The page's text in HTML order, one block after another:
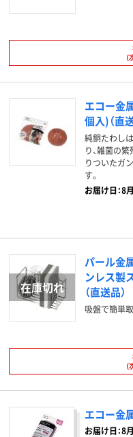
エコー金
個入)（直
純銅たわし
り、雑菌の
りついたガ
す。
お届け日：8
パール金
ンレス製
（直送品）
吸盤で簡単
エコー金
お届け日：8